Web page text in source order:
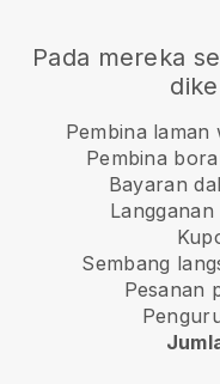
Pada mereka
Pembina laman
Pembina
Bayaran
Sembang
Pesanan